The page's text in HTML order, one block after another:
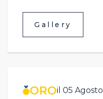
Gallery
OROil 05 Agosto